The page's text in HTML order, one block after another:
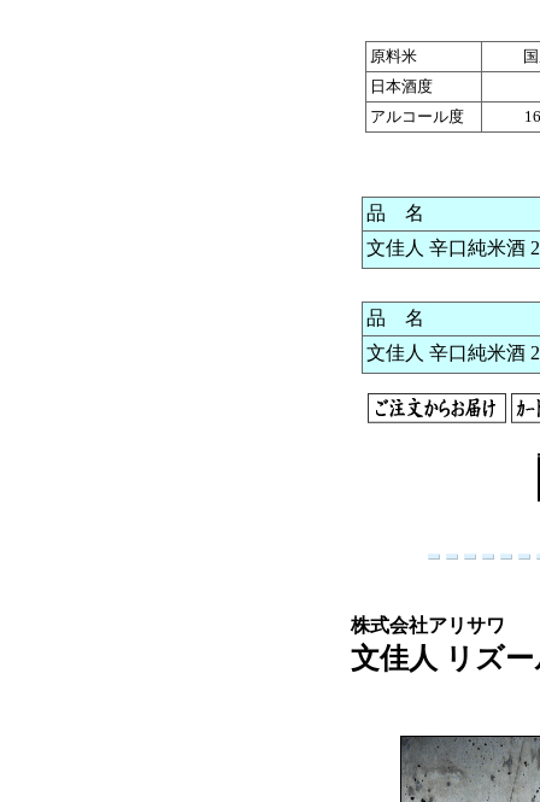
原料米
日本酒度
アルコール度
品 名
文佳人 辛口純米酒
品 名
文佳人 辛口純米酒
株式会社アリサワ
文佳人 リズー